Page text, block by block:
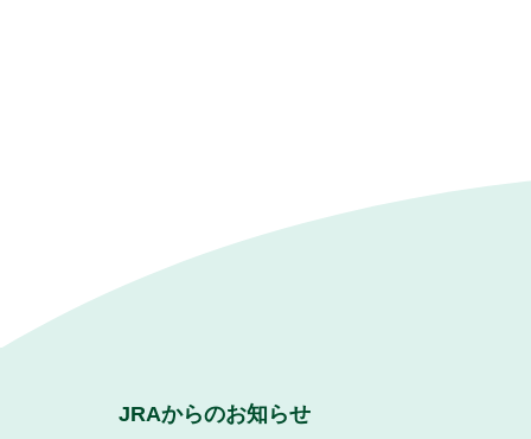
JRAからのお知らせ